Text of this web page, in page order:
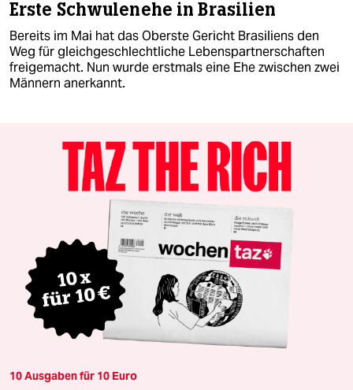
Erste Schwulenehe in Brasilien
Bereits im Mai hat das Oberste Gericht Brasiliens den
Weg für gleichgeschlechtliche Lebenspartnerschaften
freigemacht. Nun wurde erstmals eine Ehe zwischen zwei
Männern anerkannt.
10 Ausgaben für 10 Euro